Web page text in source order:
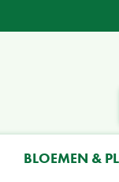
BLOEMEN &